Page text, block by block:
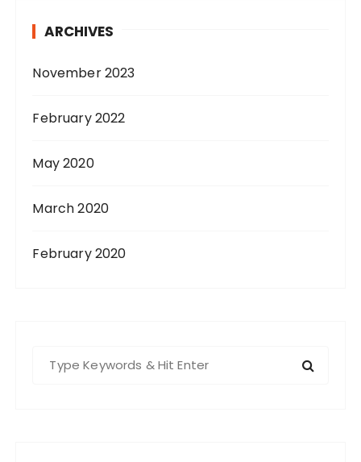
ARCHIVES
November 2023
February 2022
May 2020
March 2020
February 2020